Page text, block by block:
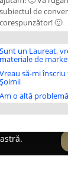
subiectul de
corespunzător! 🙂
Sunt un Laureat,
materiale de
Vreau să-mi
Șoimii
Am o altă problemă